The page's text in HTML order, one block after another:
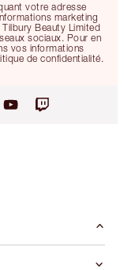
votre adresse
marketing
Beauty Limited
sociaux. Pour en
vos informations
de confidentialité.